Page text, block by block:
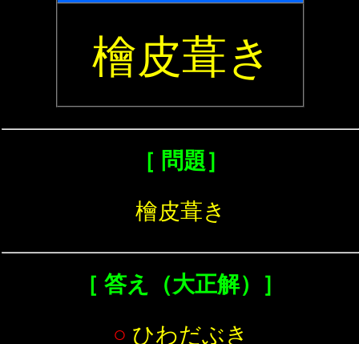
檜皮葺き
［ 問題］
檜皮葺き
［ 答え（大正解）］
○ ひわだぶき